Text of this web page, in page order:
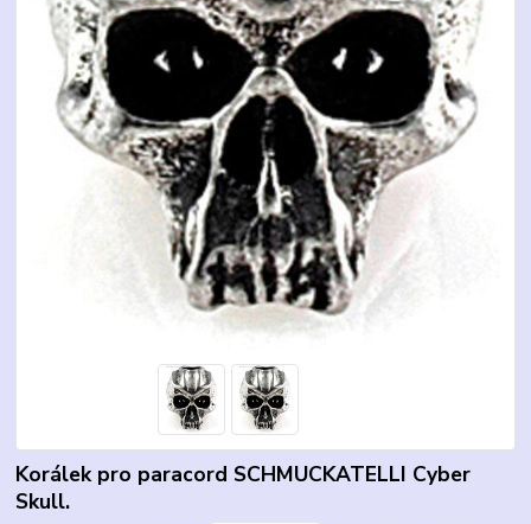
Korálek pro paracord SCHMUCKATELLI Cyber
Skull.